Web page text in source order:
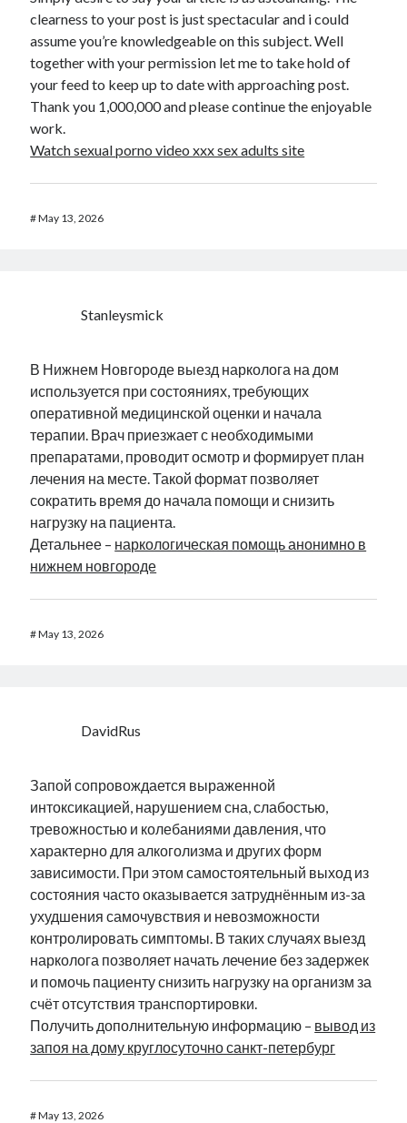
clearness to your post is just spectacular and i could
assume you’re knowledgeable on this subject. Well
together with your permission let me to take hold of
your feed to keep up to date with approaching post.
Thank you 1,000,000 and please continue the enjoyable
work.
Watch sexual porno video xxx sex adults site
#May 13, 2026
Stanleysmick
В Нижнем Новгороде выезд нарколога на дом
используется при состояниях, требующих
оперативной медицинской оценки и начала
терапии. Врач приезжает с необходимыми
препаратами, проводит осмотр и формирует план
лечения на месте. Такой формат позволяет
сократить время до начала помощи и снизить
нагрузку на пациента.
Детальнее – наркологическая помощь анонимно в
нижнем новгороде
#May 13, 2026
DavidRus
Запой сопровождается выраженной
интоксикацией, нарушением сна, слабостью,
тревожностью и колебаниями давления, что
характерно для алкоголизма и других форм
зависимости. При этом самостоятельный выход из
состояния часто оказывается затруднённым из-за
ухудшения самочувствия и невозможности
контролировать симптомы. В таких случаях выезд
нарколога позволяет начать лечение без задержек
и помочь пациенту снизить нагрузку на организм за
счёт отсутствия транспортировки.
Получить дополнительную информацию – вывод из
запоя на дому круглосуточно санкт-петербург
#May 13, 2026